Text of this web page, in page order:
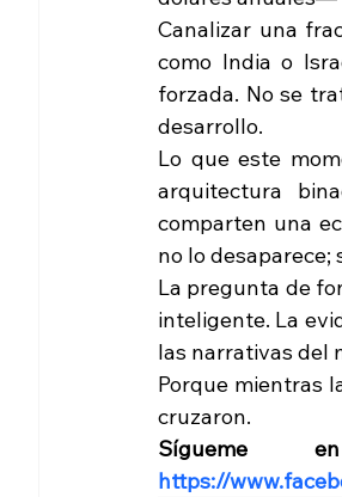
Canalizar una
como India o
forzada. No se
desarrollo.
Lo que este
arquitectura
comparten una
no lo desaparece;
La pregunta de
inteligente. La
las narrativas del
Porque mientras
cruzaron.
https://